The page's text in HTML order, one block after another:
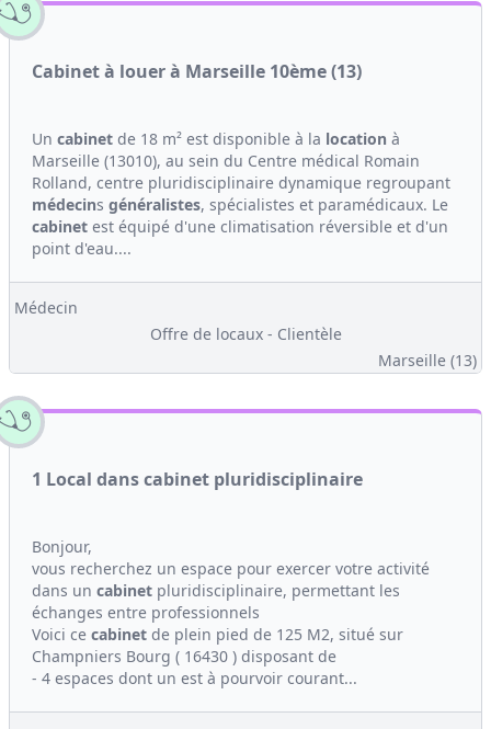
Cabinet à louer à Marseille 10ème (13)
Un cabinet de 18 m² est disponible à la location à
Marseille (13010), au sein du Centre médical Romain
Rolland, centre pluridisciplinaire dynamique regroupant
médecins généralistes, spécialistes et paramédicaux. Le
cabinet est équipé d'une climatisation réversible et d'un
point d'eau....
Médecin
Offre de locaux - Clientèle
Marseille (13)
1 Local dans cabinet pluridisciplinaire
Bonjour,
vous recherchez un espace pour exercer votre activité
dans un cabinet pluridisciplinaire, permettant les
échanges entre professionnels
Voici ce cabinet de plein pied de 125 M2, situé sur
Champniers Bourg ( 16430 ) disposant de
- 4 espaces dont un est à pourvoir courant...